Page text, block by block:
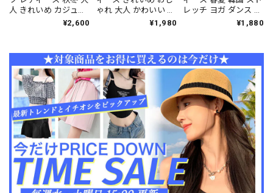
人 きれいめ カジュア
ル かわいい おしゃれ
大人可愛い 大人女子
[LS-CCP004]
¥2,600
ゃれ 大人 かわいい ス
リット ストレッチ シ
ス 大人可愛い 大人女
子 [LS-CCP002]
¥1,980
レッチ ヨガ ダンス き
れいめ 大人 シンプル
イプ カジュアル 大人
可愛い 大人女子 [LS-
CBP035]
¥1,880